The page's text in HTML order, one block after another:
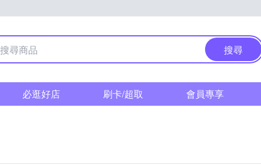
搜尋
必逛好店 刷卡/超取 會員專享